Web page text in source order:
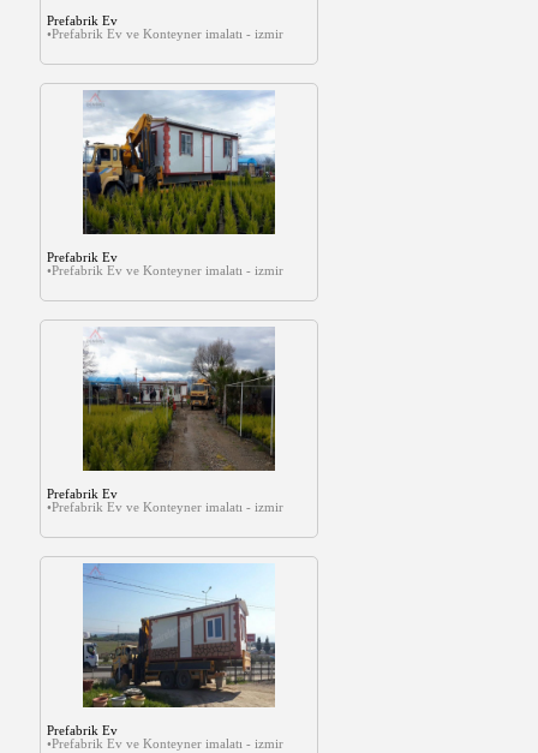
Prefabrik Ev
•Prefabrik Ev ve Konteyner imalatı - izmir
Prefabrik Ev
•Prefabrik Ev ve Konteyner imalatı - izmir
Prefabrik Ev
•Prefabrik Ev ve Konteyner imalatı - izmir
Prefabrik Ev
•Prefabrik Ev ve Konteyner imalatı - izmir